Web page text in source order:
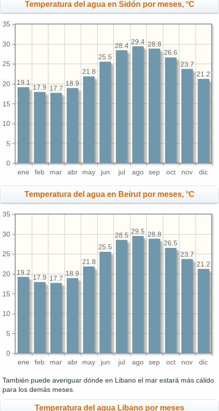
Temperatura del agua en Sidón por meses, °C
ene feb mar abr may jun jul ago sep oct nov dic
0
5
10
15
20
25
30
35
21.2
23.7
26.6
28.8
29.4
28.4
25.5
21.8
18.9
17.7
17.9
19.1
Temperatura del agua en Beirut por meses, °C
ene feb mar abr may jun jul ago sep oct nov dic
0
5
10
15
20
25
30
35
21.2
23.7
26.5
28.8
29.5
28.5
25.5
21.8
18.9
17.7
17.9
19.2
También puede averiguar dónde en Libano el mar estará más cálido
para los demás meses.
Temperatura del agua Libano por meses